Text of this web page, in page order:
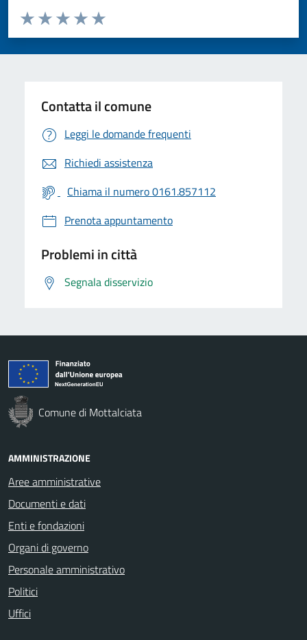
Valuta da 1 a 5 stelle la pagina
Valuta 5 stelle su 5
Valuta 4 stelle su 5
Valuta 3 stelle su 5
Valuta 2 stelle su 5
Valuta 1 stelle su 5
Contatta il comune
Leggi le domande frequenti
Richiedi assistenza
Chiama il numero 0161.857112
Prenota appuntamento
Problemi in città
Segnala disservizio
Comune di Mottalciata
AMMINISTRAZIONE
Aree amministrative
Documenti e dati
Enti e fondazioni
Organi di governo
Personale amministrativo
Politici
Uffici